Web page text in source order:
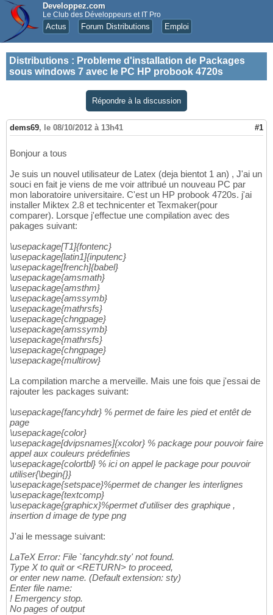
Developpez.com
Le Club des Développeurs et IT Pro
Actus Forum Distributions Emploi
Distributions : Probleme d'installation de Packages
sous windows 7 avec le PC HP probook 4720s
Répondre à la discussion
dems69, le 08/10/2012 à 13h41 #1
Bonjour a tous
Je suis un nouvel utilisateur de Latex (deja bientot 1 an) , J'ai un
souci en fait je viens de me voir attribué un nouveau PC par
mon laboratoire universitaire. C'est un HP probook 4720s. j'ai
installer Miktex 2.8 et technicenter et Texmaker(pour
comparer). Lorsque j'effectue une compilation avec des
pakages suivant:
\usepackage[T1]{fontenc}
\usepackage[latin1]{inputenc}
\usepackage[french]{babel}
\usepackage{amsmath}
\usepackage{amsthm}
\usepackage{amssymb}
\usepackage{mathrsfs}
\usepackage{chngpage}
\usepackage{amssymb}
\usepackage{mathrsfs}
\usepackage{chngpage}
\usepackage{multirow}
La compilation marche a merveille. Mais une fois que j'essai de
rajouter les packages suivant:
\usepackage{fancyhdr} % permet de faire les pied et entêt de
page
\usepackage{color}
\usepackage[dvipsnames]{xcolor} % package pour pouvoir faire
appel aux couleurs prédefinies
\usepackage{colortbl} % ici on appel le package pour pouvoir
utiliser{\begin{}}
\usepackage{setspace}%permet de changer les interlignes
\usepackage{textcomp}
\usepackage{graphicx}%permet d'utiliser des graphique ,
insertion d image de type png
J'ai le message suivant:
LaTeX Error: File `fancyhdr.sty' not found.
Type X to quit or <RETURN> to proceed,
or enter new name. (Default extension: sty)
Enter file name:
! Emergency stop.
No pages of output